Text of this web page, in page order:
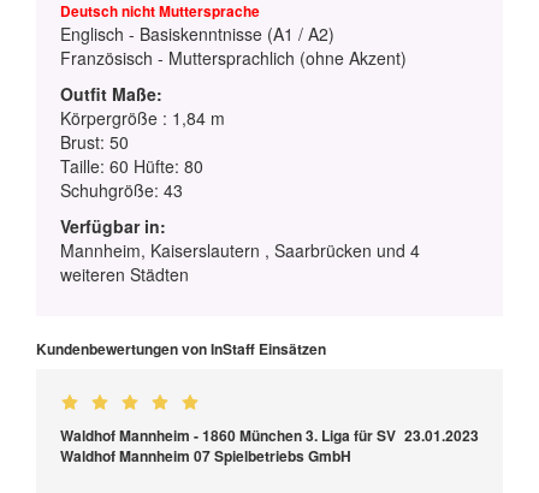
Deutsch nicht Muttersprache
Englisch - Basiskenntnisse (A1 / A2)
Französisch - Muttersprachlich (ohne Akzent)
Outfit Maße:
Körpergröße : 1,84 m
Brust: 50
Taille: 60 Hüfte: 80
Schuhgröße: 43
Verfügbar in:
Mannheim, Kaiserslautern , Saarbrücken und 4
weiteren Städten
Kundenbewertungen von InStaff Einsätzen
Waldhof Mannheim - 1860 München 3. Liga für SV
Waldhof Mannheim 07 Spielbetriebs GmbH
23.01.2023